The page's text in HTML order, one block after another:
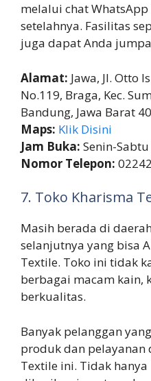
melalui chat
setelahnya. Fasilitas
juga dapat Anda
Alamat: Jawa, Jl. Otto
No.119, Braga, Kec.
Bandung, Jawa Barat
Maps: Klik Disini
Jam Buka: Senin-
Nomor Telepon:
7. Toko Kharisma
Masih berada di
selanjutnya yang bisa
Textile. Toko ini tidak
berbagai macam kain,
berkualitas.
Banyak pelanggan
produk dan pelayanan
Textile ini. Tidak